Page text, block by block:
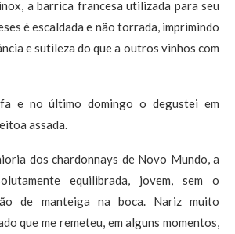
a barrica francesa utilizada para seu
é escaldada e não torrada, imprimindo
e sutileza do que a outros vinhos com
e no último domingo o degustei em
assada.
dos chardonnays de Novo Mundo, a
equilibrada, jovem, sem o
de manteiga na boca. Nariz muito
que me remeteu, em alguns momentos,